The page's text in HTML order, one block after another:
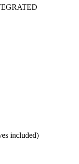
included)